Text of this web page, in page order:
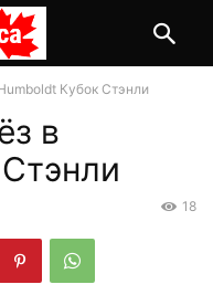
Кубок Стэнли
в
18